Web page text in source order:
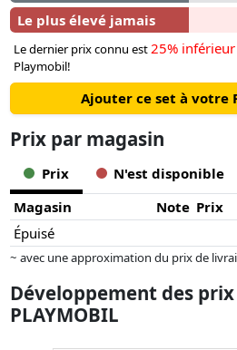
Le plus élevé jamais
Le dernier prix connu est 25% inférieur
Playmobil!
Ajouter ce set à votre
Prix ​​par magasin
Prix
N'est disponible
Magasin
Note Prix
Épuisé
~ avec une approximation du prix de
Les prix et la disponibilité peuvent avoir
à jour. L'ordre est purement basé sur le
Développement des
PLAYMOBIL